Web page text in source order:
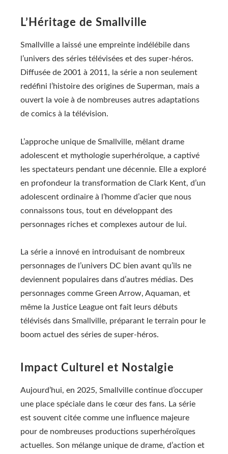
L’Héritage de Smallville
Smallville a laissé une empreinte indélébile dans
l’univers des séries télévisées et des super-héros.
Diffusée de 2001 à 2011, la série a non seulement
redéfini l’histoire des origines de Superman, mais a
ouvert la voie à de nombreuses autres adaptations
de comics à la télévision.
L’approche unique de Smallville, mêlant drame
adolescent et mythologie superhéroïque, a captivé
les spectateurs pendant une décennie. Elle a exploré
en profondeur la transformation de Clark Kent, d’un
adolescent ordinaire à l’homme d’acier que nous
connaissons tous, tout en développant des
personnages riches et complexes autour de lui.
La série a innové en introduisant de nombreux
personnages de l’univers DC bien avant qu’ils ne
deviennent populaires dans d’autres médias. Des
personnages comme Green Arrow, Aquaman, et
même la Justice League ont fait leurs débuts
télévisés dans Smallville, préparant le terrain pour le
boom actuel des séries de super-héros.
Impact Culturel et Nostalgie
Aujourd’hui, en 2025, Smallville continue d’occuper
une place spéciale dans le cœur des fans. La série
est souvent citée comme une influence majeure
pour de nombreuses productions superhéroïques
actuelles. Son mélange unique de drame, d’action et